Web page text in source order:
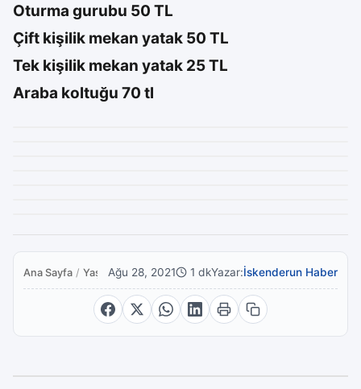
Oturma gurubu 50 TL
Çift kişilik mekan yatak 50 TL
Tek kişilik mekan yatak 25 TL
Araba koltuğu 70 tl
Ana Sayfa / YaşamAğu 28, 2021 1 dkYazar:İskenderun Haber